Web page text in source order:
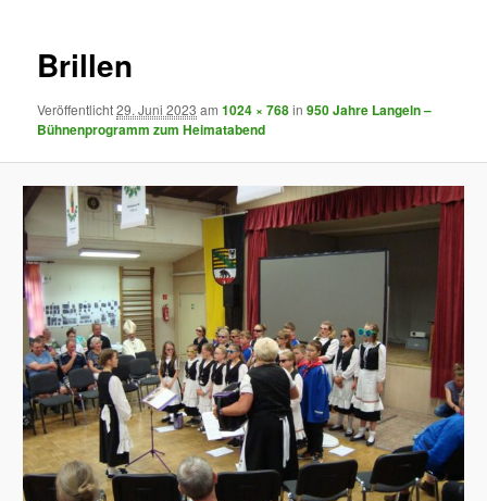
Brillen
Veröffentlicht29. Juni 2023 am1024 × 768in950 Jahre Langeln –
Bühnenprogramm zum Heimatabend